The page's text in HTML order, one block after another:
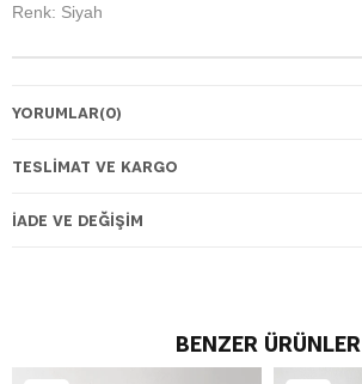
Renk: Siyah
YORUMLAR(0)
TESLIMAT VE KARGO
İADE VE DEĞIŞIM
BENZER ÜRÜNLER